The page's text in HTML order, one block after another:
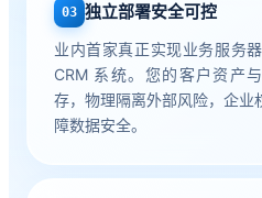
03 独立部署安全可控
业内首家真正实现业务服务
CRM 系统。您的客户资产
存，物理隔离外部风险，企业
障数据安全。